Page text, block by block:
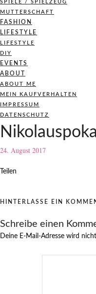
SPIELE / SPIELZEUG
MUTTERSCHAFT
FASHION
LIFESTYLE
LIFESTYLE
DIY
EVENTS
ABOUT
ABOUT ME
MEIN KAUFVERHALTEN
IMPRESSUM
DATENSCHUTZ
24. August 2017
Teilen
HINTERLASSE EIN
Schreibe einen
Deine E-Mail-Adresse wird